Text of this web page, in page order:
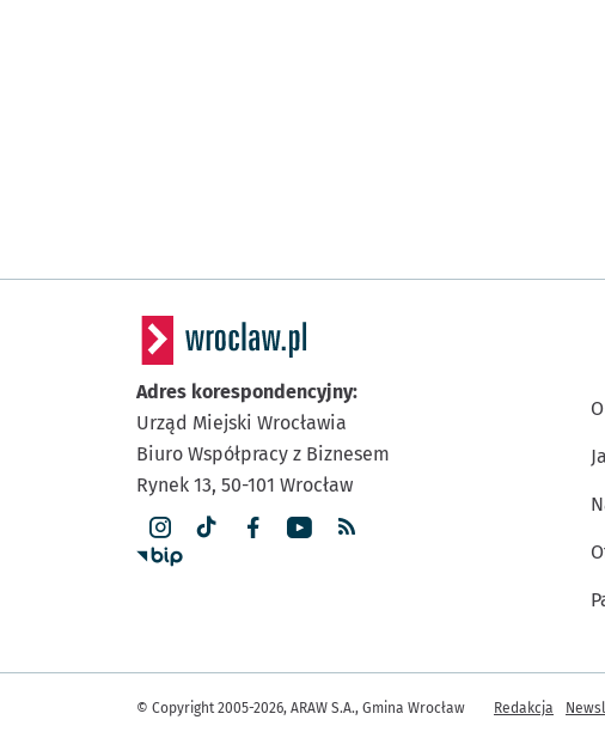
Adres korespondencyjny:
Urząd Miejski Wrocławia
Biuro Współpracy z Biznesem
Rynek 13, 50-101 Wrocław
© Copyright 2005-2026, ARAW S.A., Gmina Wrocław Inne
Redakcja